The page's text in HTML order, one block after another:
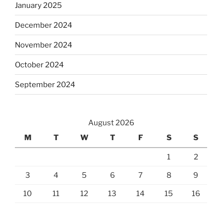
January 2025
December 2024
November 2024
October 2024
September 2024
August 2026
M
T W T F S S
1 2
3 4 5 6 7 8 9
10 11 12 13 14 15 16